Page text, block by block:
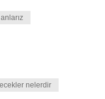
nelerdir